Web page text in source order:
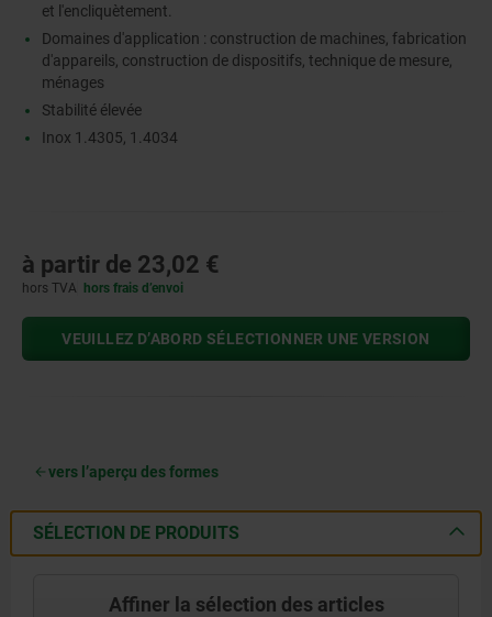
et l'encliquètement.
Domaines d'application : construction de machines, fabrication
d'appareils, construction de dispositifs, technique de mesure,
ménages
Stabilité élevée
Inox 1.4305, 1.4034
à partir de 23,02 €
hors TVA hors frais d’envoi
VEUILLEZ D’ABORD SÉLECTIONNER UNE VERSION
vers l’aperçu des formes
SÉLECTION DE PRODUITS
Affiner la sélection des articles